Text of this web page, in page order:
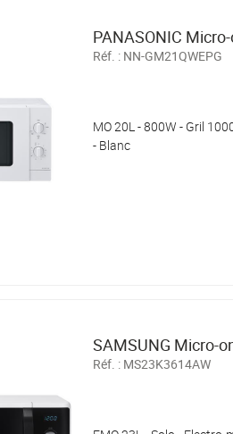
PANASONIC
Réf. : NN-GM21QWEPG
MO 20L - 800W - Gril
- Blanc
SAMSUNG Micro-
Réf. : MS23K3614AW